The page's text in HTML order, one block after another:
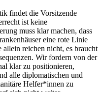
findet die Vorsitzende
ist keine
muss klar machen, dass
eine rote Linie
allein reichen nicht, es braucht
Wir fordern von der
klar zu positionieren,
alle diplomatischen und
Helfer*innen zu